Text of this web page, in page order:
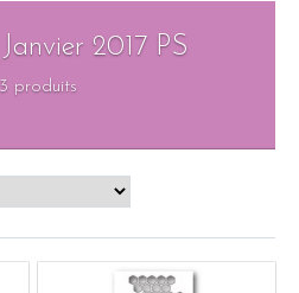
2017 PS
produits